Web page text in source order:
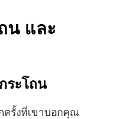
น และ
ระโถน
ครั้งที่เขาบอกคุณ